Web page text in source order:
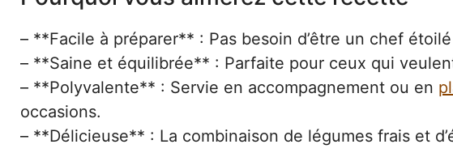
– **Facile à préparer** : Pas besoin d’être un chef
– **Saine et équilibrée** : Parfaite pour ceux qui
– **Polyvalente** : Servie en accompagnement ou en
occasions.
– **Délicieuse** : La combinaison de légumes frais et